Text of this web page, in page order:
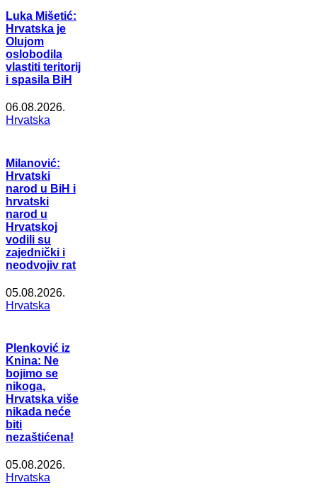
Luka Mišetić:
Hrvatska je
Olujom
oslobodila
vlastiti teritorij
i spasila BiH
06.08.2026.
Hrvatska
Milanović:
Hrvatski
narod u BiH i
hrvatski
narod u
Hrvatskoj
vodili su
zajednički i
neodvojiv rat
05.08.2026.
Hrvatska
Plenković iz
Knina: Ne
bojimo se
nikoga,
Hrvatska više
nikada neće
biti
nezaštićena!
05.08.2026.
Hrvatska